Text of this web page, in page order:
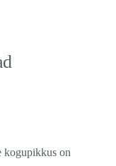
kogupikkus on